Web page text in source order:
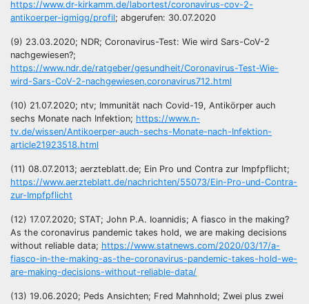
https://www.dr-kirkamm.de/labortest/coronavirus-cov-2-
antikoerper-igmigg/profil; abgerufen: 30.07.2020
(9) 23.03.2020; NDR; Coronavirus-Test: Wie wird Sars-CoV-2
nachgewiesen?;
https://www.ndr.de/ratgeber/gesundheit/Coronavirus-Test-Wie-
wird-Sars-CoV-2-nachgewiesen,coronavirus712.html
(10) 21.07.2020; ntv; Immunität nach Covid-19, Antikörper auch
sechs Monate nach Infektion; https://www.n-
tv.de/wissen/Antikoerper-auch-sechs-Monate-nach-Infektion-
article21923518.html
(11) 08.07.2013; aerzteblatt.de; Ein Pro und Contra zur Impfpflicht;
https://www.aerzteblatt.de/nachrichten/55073/Ein-Pro-und-Contra-
zur-Impfpflicht
(12) 17.07.2020; STAT; John P.A. Ioannidis; A fiasco in the making?
As the coronavirus pandemic takes hold, we are making decisions
without reliable data; https://www.statnews.com/2020/03/17/a-
fiasco-in-the-making-as-the-coronavirus-pandemic-takes-hold-we-
are-making-decisions-without-reliable-data/
(13) 19.06.2020; Peds Ansichten; Fred Mahnhold; Zwei plus zwei